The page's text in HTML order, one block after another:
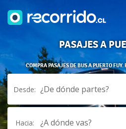
PASAJES A
COMPRA PASAJES DE BUS A PUERTO
Desde: ¿De dónde partes?
Hacia: ¿A dónde vas?